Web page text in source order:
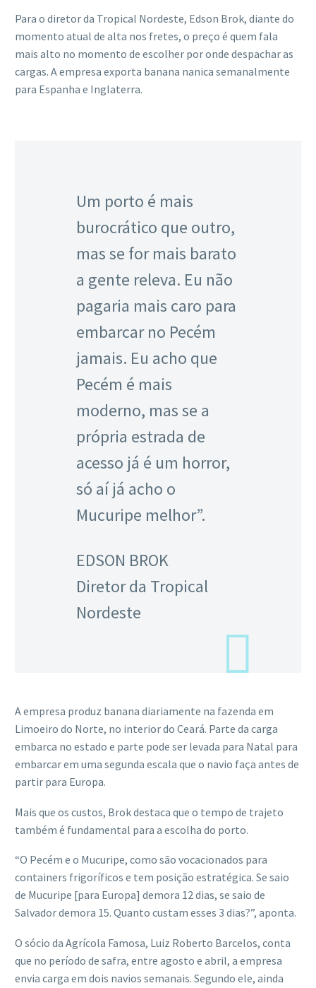
Para o diretor da Tropical Nordeste, Edson Brok, diante do
momento atual de alta nos fretes, o preço é quem fala
mais alto no momento de escolher por onde despachar as
cargas. A empresa exporta banana nanica semanalmente
para Espanha e Inglaterra.
Um porto é mais
burocrático que outro,
mas se for mais barato
a gente releva. Eu não
pagaria mais caro para
embarcar no Pecém
jamais. Eu acho que
Pecém é mais
moderno, mas se a
própria estrada de
acesso já é um horror,
só aí já acho o
Mucuripe melhor”.
EDSON BROK
Diretor da Tropical
Nordeste
A empresa produz banana diariamente na fazenda em
Limoeiro do Norte, no interior do Ceará. Parte da carga
embarca no estado e parte pode ser levada para Natal para
embarcar em uma segunda escala que o navio faça antes de
partir para Europa.
Mais que os custos, Brok destaca que o tempo de trajeto
também é fundamental para a escolha do porto.
“O Pecém e o Mucuripe, como são vocacionados para
containers frigoríficos e tem posição estratégica. Se saio
de Mucuripe [para Europa] demora 12 dias, se saio de
Salvador demora 15. Quanto custam esses 3 dias?”, aponta.
O sócio da Agrícola Famosa, Luiz Roberto Barcelos, conta
que no período de safra, entre agosto e abril, a empresa
envia carga em dois navios semanais. Segundo ele, ainda